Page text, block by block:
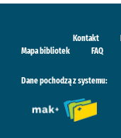
Kontakt
Mapa bibliotek
FAQ
Dane pochodzą z systemu: